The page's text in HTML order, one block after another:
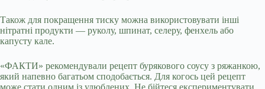
Також для покращення тиску можна використовувати інші
нітратні продукти — руколу, шпинат, селеру, фенхель або
капусту кале.
«ФАКТИ» рекомендували рецепт бурякового соусу з ряжанкою,
який напевно багатьом сподобається. Для когось цей рецепт